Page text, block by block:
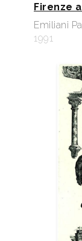
Firenze
Emiliani
1991